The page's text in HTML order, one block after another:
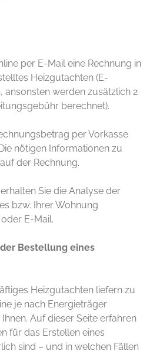
per E-Mail eine Rechnung in
Heizgutachten (E-
ansonsten werden zusätzlich 2
berechnet).
per Vorkasse
nötigen Informationen zu
der Rechnung.
Sie die Analyse der
bzw. Ihrer Wohnung
E-Mail.
Bestellung eines
Heizgutachten liefern zu
je nach Energieträger
Auf dieser Seite erfahren
für das Erstellen eines
sind – und in welchen Fällen